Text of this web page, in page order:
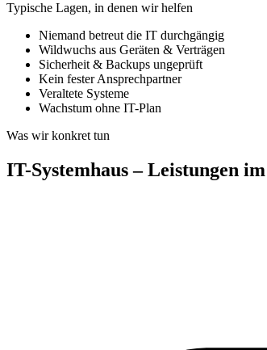
Typische Lagen, in denen wir helfen
Niemand betreut die IT durchgängig
Wildwuchs aus Geräten & Verträgen
Sicherheit & Backups ungeprüft
Kein fester Ansprechpartner
Veraltete Systeme
Wachstum ohne IT-Plan
Was wir konkret tun
IT-Systemhaus – Leistungen